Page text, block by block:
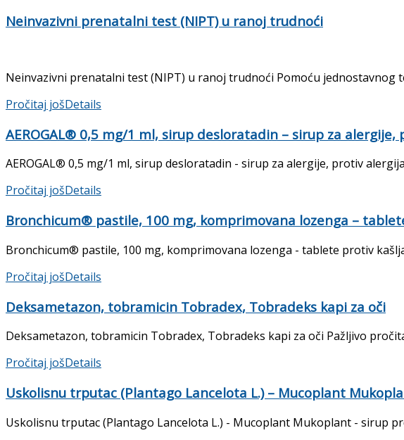
Neinvazivni prenatalni test (NIPT) u ranoj trudnoći
Neinvazivni prenatalni test (NIPT) u ranoj trudnoći Pomoću jednostavnog
Pročitaj jošDetails
AEROGAL® 0,5 mg/1 ml, sirup desloratadin – sirup za
AEROGAL® 0,5 mg/1 ml, sirup desloratadin - sirup za alergije, protiv
Pročitaj jošDetails
Bronchicum® pastile, 100 mg, komprimovana lozenga –
Bronchicum® pastile, 100 mg, komprimovana lozenga - tablete protiv
Pročitaj jošDetails
Deksametazon, tobramicin Tobradex, Tobradeks kapi za oči
Deksametazon, tobramicin Tobradex, Tobradeks kapi za oči Pažljivo
Pročitaj jošDetails
Uskolisnu trputac (Plantago Lancelota L.) – Mucoplant
Uskolisnu trputac (Plantago Lancelota L.) - Mucoplant Mukoplant - sirup